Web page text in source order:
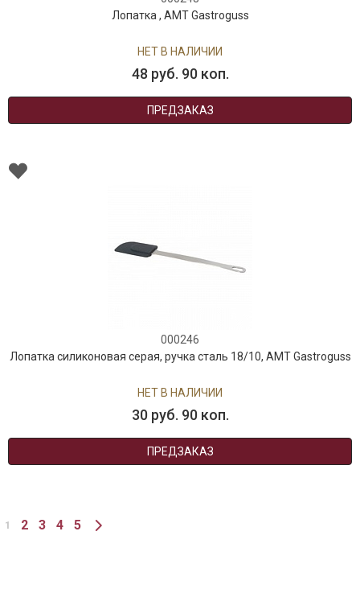
Лопатка , AMT Gastroguss
НЕТ В НАЛИЧИИ
48 руб. 90 коп.
ПРЕДЗАКАЗ
000246
Лопатка силиконовая серая, ручка сталь 18/10, AMT Gastroguss
НЕТ В НАЛИЧИИ
30 руб. 90 коп.
ПРЕДЗАКАЗ
1 2 3 4 5